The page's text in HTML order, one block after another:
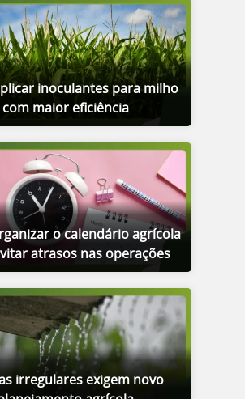
inoculantes para milho
com maior eficiência
o calendário agrícola
atrasos nas operações
irregulares exigem novo